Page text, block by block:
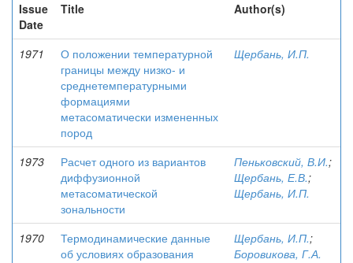
Issue
Date
Title Author(s)
1971
О положении температурной
границы между низко- и
среднетемпературными
формациями
метасоматически измененных
пород
Щербань, И.П.
1973
Расчет одного из вариантов
диффузионной
метасоматической
зональности
Пеньковский, В.И.;
Щербань, Е.В.;
Щербань, И.П.
1970
Термодинамические данные
об условиях образования
Щербань, И.П.;
Боровикова, Г.А.